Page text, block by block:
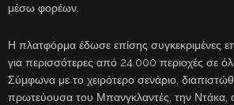
μέσω φορέων.
Η πλατφόρμα έδωσε επίσης συγκεκριμένες
για περισσότερες από 24.000 περιοχές σε
Σύμφωνα με το χειρότερο σενάριο,
πρωτεύουσα του Μπανγκλαντές, την Ντάκα,